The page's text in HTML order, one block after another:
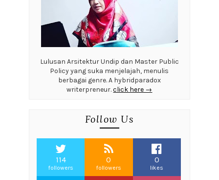
Lulusan Arsitektur Undip dan Master Public
Policy yang suka menjelajah, menulis
berbagai genre. A hybridparadox
writerpreneur.click here →
Follow Us
114
followers
0
followers
0
likes